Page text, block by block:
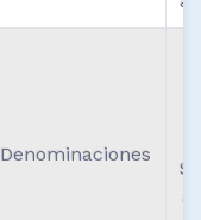
Denominaciones